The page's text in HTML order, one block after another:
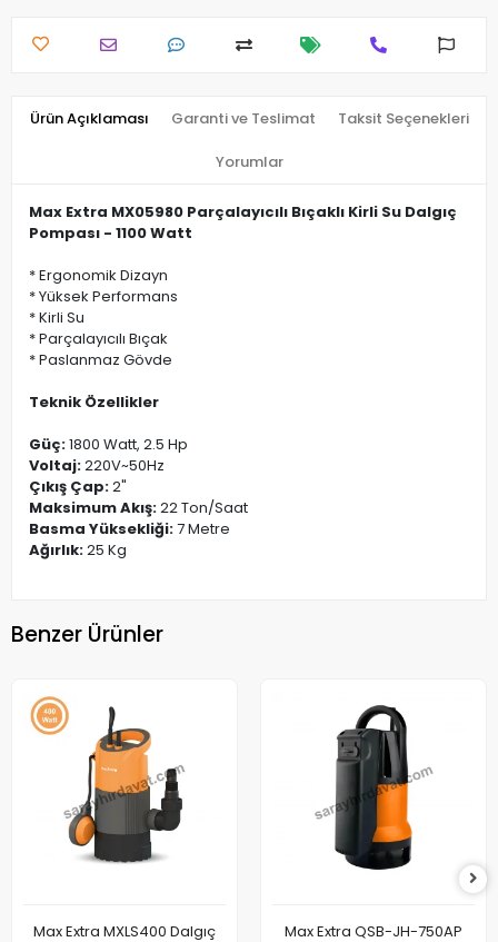
Ürün Açıklaması Garanti ve Teslimat Taksit Seçenekleri
Yorumlar
Max Extra MX05980 Parçalayıcılı Bıçaklı Kirli Su Dalgıç
Pompası - 1100 Watt
* Ergonomik Dizayn
* Yüksek Performans
* Kirli Su
* Parçalayıcılı Bıçak
* Paslanmaz Gövde
Teknik Özellikler
Güç:1800 Watt, 2.5 Hp
Voltaj:220V~50Hz
Çıkış Çap:2"
Maksimum Akış:22 Ton/Saat
Basma Yüksekliği:7 Metre
Ağırlık:25 Kg
Benzer Ürünler
Max Extra MXLS400 Dalgıç
Max Extra QSB-JH-750AP